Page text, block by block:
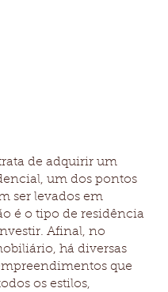
de adquirir um
um dos pontos
ser levados em
é o tipo de residência
Afinal, no
há diversas
que
os estilos,